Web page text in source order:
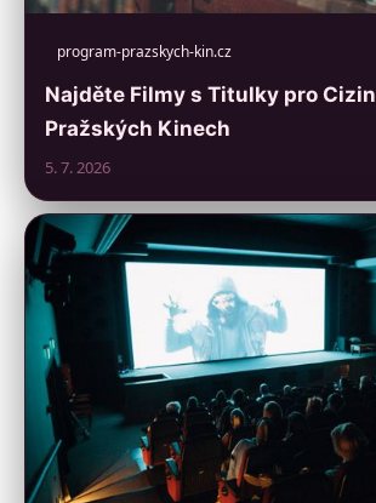
program-prazskych-kin.cz
Najděte Filmy s Titulky pro
Pražských Kinech
5. 7. 2026